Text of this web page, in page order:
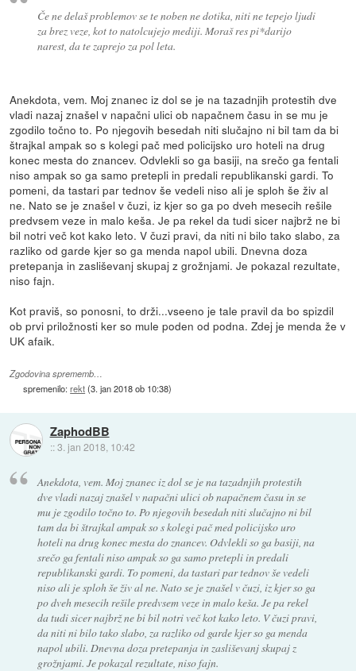
Če ne delaš problemov se te noben ne dotika, niti ne tepejo ljudi
za brez veze, kot to natolcujejo mediji. Moraš res pi*darijo
narest, da te zaprejo za pol leta.
Anekdota, vem. Moj znanec iz dol se je na tazadnjih protestih dve
vladi nazaj znašel v napačni ulici ob napačnem času in se mu je
zgodilo točno to. Po njegovih besedah niti slučajno ni bil tam da bi
štrajkal ampak so s kolegi pač med policijsko uro hoteli na drug
konec mesta do znancev. Odvlekli so ga basiji, na srečo ga fentali
niso ampak so ga samo pretepli in predali republikanski gardi. To
pomeni, da tastari par tednov še vedeli niso ali je sploh še živ al
ne. Nato se je znašel v čuzi, iz kjer so ga po dveh mesecih rešile
predvsem veze in malo keša. Je pa rekel da tudi sicer najbrž ne bi
bil notri več kot kako leto. V čuzi pravi, da niti ni bilo tako slabo, za
razliko od garde kjer so ga menda napol ubili. Dnevna doza
pretepanja in zasliševanj skupaj z grožnjami. Je pokazal rezultate,
niso fajn.
Kot praviš, so ponosni, to drži...vseeno je tale pravil da bo spizdil
ob prvi priložnosti ker so mule poden od podna. Zdej je menda že v
UK afaik.
Zgodovina sprememb…
spremenilo:rekt(3. jan 2018 ob 10:38)
ZaphodBB
::3. jan 2018, 10:42
Anekdota, vem. Moj znanec iz dol se je na tazadnjih protestih
dve vladi nazaj znašel v napačni ulici ob napačnem času in se
mu je zgodilo točno to. Po njegovih besedah niti slučajno ni bil
tam da bi štrajkal ampak so s kolegi pač med policijsko uro
hoteli na drug konec mesta do znancev. Odvlekli so ga basiji, na
srečo ga fentali niso ampak so ga samo pretepli in predali
republikanski gardi. To pomeni, da tastari par tednov še vedeli
niso ali je sploh še živ al ne. Nato se je znašel v čuzi, iz kjer so ga
po dveh mesecih rešile predvsem veze in malo keša. Je pa rekel
da tudi sicer najbrž ne bi bil notri več kot kako leto. V čuzi pravi,
da niti ni bilo tako slabo, za razliko od garde kjer so ga menda
napol ubili. Dnevna doza pretepanja in zasliševanj skupaj z
grožnjami. Je pokazal rezultate, niso fajn.